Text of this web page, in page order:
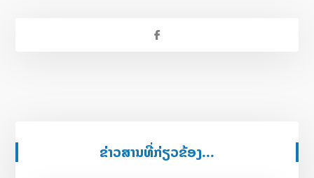
ຂ່າວສານທີ່ກ່ຽວຂ້ອງ...